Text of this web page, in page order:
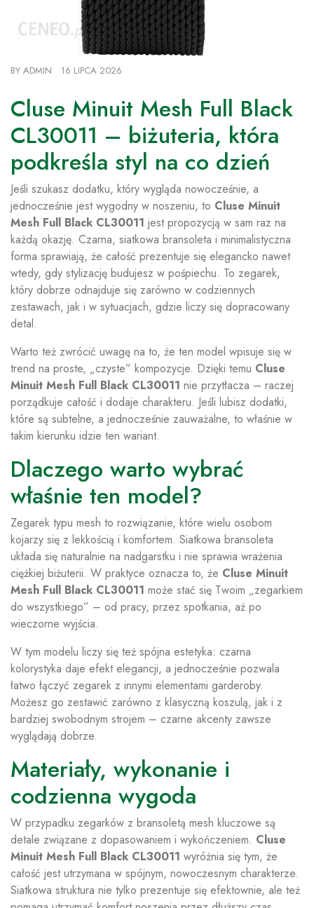
BY ADMIN 16 LIPCA 2026
Cluse Minuit Mesh Full Black
CL30011 – biżuteria, która
podkreśla styl na co dzień
Jeśli szukasz dodatku, który wygląda nowocześnie, a
jednocześnie jest wygodny w noszeniu, to Cluse Minuit
Mesh Full Black CL30011 jest propozycją w sam raz na
każdą okazję. Czarna, siatkowa bransoleta i minimalistyczna
forma sprawiają, że całość prezentuje się elegancko nawet
wtedy, gdy stylizację budujesz w pośpiechu. To zegarek,
który dobrze odnajduje się zarówno w codziennych
zestawach, jak i w sytuacjach, gdzie liczy się dopracowany
detal.
Warto też zwrócić uwagę na to, że ten model wpisuje się w
trend na proste, „czyste” kompozycje. Dzięki temu Cluse
Minuit Mesh Full Black CL30011 nie przytłacza – raczej
porządkuje całość i dodaje charakteru. Jeśli lubisz dodatki,
które są subtelne, a jednocześnie zauważalne, to właśnie w
takim kierunku idzie ten wariant.
Dlaczego warto wybrać
właśnie ten model?
Zegarek typu mesh to rozwiązanie, które wielu osobom
kojarzy się z lekkością i komfortem. Siatkowa bransoleta
układa się naturalnie na nadgarstku i nie sprawia wrażenia
ciężkiej biżuterii. W praktyce oznacza to, że Cluse Minuit
Mesh Full Black CL30011 może stać się Twoim „zegarkiem
do wszystkiego” – od pracy, przez spotkania, aż po
wieczorne wyjścia.
W tym modelu liczy się też spójna estetyka: czarna
kolorystyka daje efekt elegancji, a jednocześnie pozwala
łatwo łączyć zegarek z innymi elementami garderoby.
Możesz go zestawić zarówno z klasyczną koszulą, jak i z
bardziej swobodnym strojem – czarne akcenty zawsze
wyglądają dobrze.
Materiały, wykonanie i
codzienna wygoda
W przypadku zegarków z bransoletą mesh kluczowe są
detale związane z dopasowaniem i wykończeniem. Cluse
Minuit Mesh Full Black CL30011 wyróżnia się tym, że
całość jest utrzymana w spójnym, nowoczesnym charakterze.
Siatkowa struktura nie tylko prezentuje się efektownie, ale też